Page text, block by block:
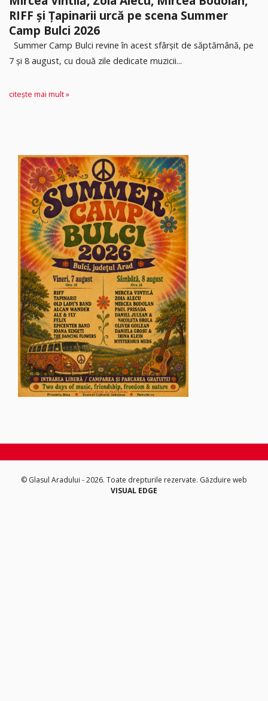
RIFF și Țapinarii urcă pe scena Summer
Camp Bulci 2026
Summer Camp Bulci revine în acest sfârșit de săptămână, pe
7 și 8 august, cu două zile dedicate muzicii...
citește mai mult »
© Glasul Aradului - 2026. Toate drepturile rezervate. Găzduire web
VISUAL EDGE